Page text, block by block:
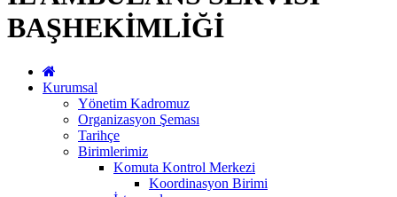
BAŞHEKİMLİĞİ
Kurumsal
Yönetim Kadromuz
Organizasyon Şeması
Tarihçe
Birimlerimiz
Komuta Kontrol Merkezi
Koordinasyon Birimi